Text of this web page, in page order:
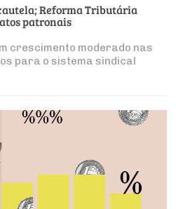
Reforma Tributária
patronais
crescimento moderado nas
para o sistema sindical